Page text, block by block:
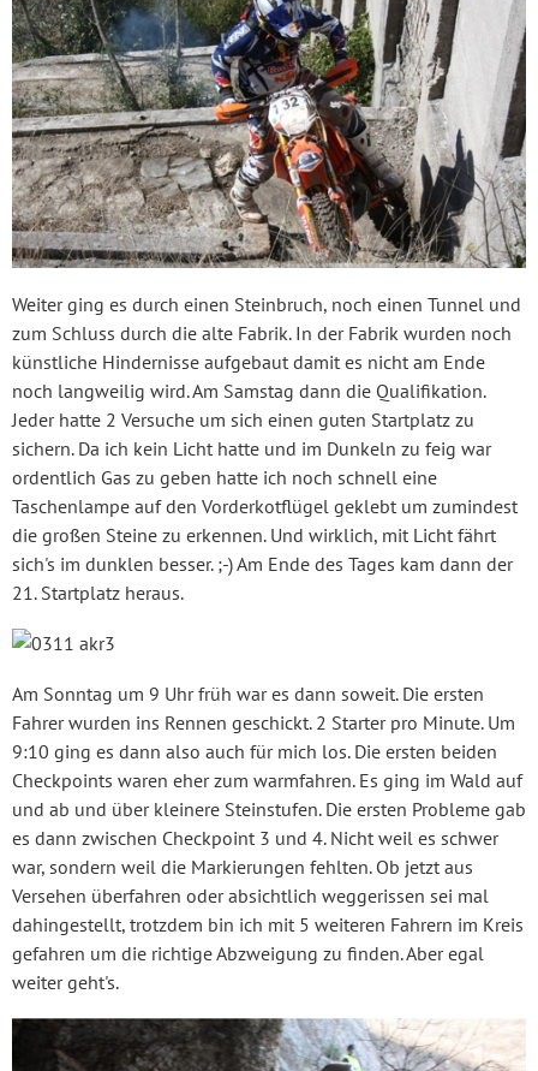
Weiter ging es durch einen Steinbruch, noch einen Tunnel und
zum Schluss durch die alte Fabrik. In der Fabrik wurden noch
künstliche Hindernisse aufgebaut damit es nicht am Ende
noch langweilig wird. Am Samstag dann die Qualifikation.
Jeder hatte 2 Versuche um sich einen guten Startplatz zu
sichern. Da ich kein Licht hatte und im Dunkeln zu feig war
ordentlich Gas zu geben hatte ich noch schnell eine
Taschenlampe auf den Vorderkotflügel geklebt um zumindest
die großen Steine zu erkennen. Und wirklich, mit Licht fährt
sich's im dunklen besser. ;-) Am Ende des Tages kam dann der
21. Startplatz heraus.
Am Sonntag um 9 Uhr früh war es dann soweit. Die ersten
Fahrer wurden ins Rennen geschickt. 2 Starter pro Minute. Um
9:10 ging es dann also auch für mich los. Die ersten beiden
Checkpoints waren eher zum warmfahren. Es ging im Wald auf
und ab und über kleinere Steinstufen. Die ersten Probleme gab
es dann zwischen Checkpoint 3 und 4. Nicht weil es schwer
war, sondern weil die Markierungen fehlten. Ob jetzt aus
Versehen überfahren oder absichtlich weggerissen sei mal
dahingestellt, trotzdem bin ich mit 5 weiteren Fahrern im Kreis
gefahren um die richtige Abzweigung zu finden. Aber egal
weiter geht's.